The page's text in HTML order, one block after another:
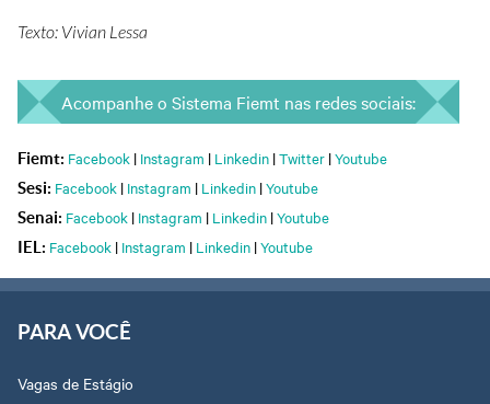
Texto: Vivian Lessa
Acompanhe o Sistema Fiemt nas redes sociais:
Fiemt: Facebook | Instagram | Linkedin |Twitter |Youtube
Sesi: Facebook | Instagram | Linkedin |Youtube
Senai: Facebook | Instagram | Linkedin |Youtube
IEL: Facebook | Instagram | Linkedin |Youtube
PARA VOCÊ
Vagas de Estágio